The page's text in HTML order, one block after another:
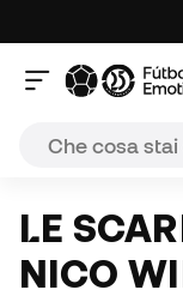
LE SCARPE DA CALCIO DI
NICO